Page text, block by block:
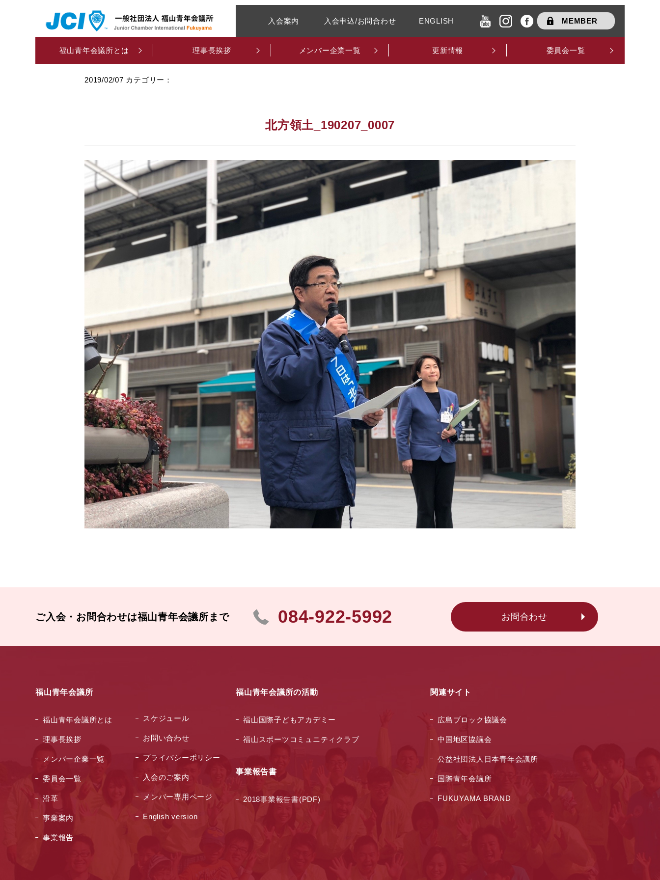
入会案内 入会申込/お問合わせ ENGLISH MEMBER
福山青年会議所とは 理事長挨拶 メンバー企業一覧 更新情報 委員会一覧
2019/02/07 カテゴリー：
北方領土_190207_0007
ご入会・お問合わせは福山青年会議所まで 084-922-5992 お問合わせ
福山青年会議所
福山青年会議所とは
理事長挨拶
メンバー企業一覧
委員会一覧
沿革
事業案内
事業報告
スケジュール
お問い合わせ
プライバシーポリシー
入会のご案内
メンバー専用ページ
English version
福山青年会議所の活動
福山国際子どもアカデミー
福山スポーツコミュニティクラブ
事業報告書
2018事業報告書(PDF)
関連サイト
広島ブロック協議会
中国地区協議会
公益社団法人日本青年会議所
国際青年会議所
FUKUYAMA BRAND